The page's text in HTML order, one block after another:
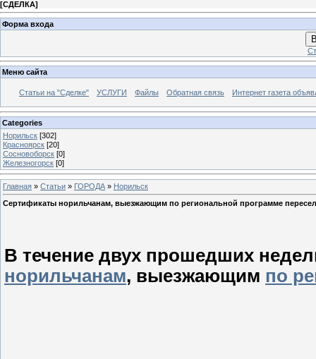
[СДЕЛКА]
Форма входа
Меню сайта
Статьи на "Сделке" УСЛУГИ Файлы Обратная связь Интернет газета
Categories
Норильск [302]
Красноярск [20]
Сосновоборск [0]
Железногорск [0]
Главная » Статьи » ГОРОДА » Норильск
Cертификаты норильчанам, выезжающим по региональной программе
В течение двух прошедших
норильчанам, выезжающим по